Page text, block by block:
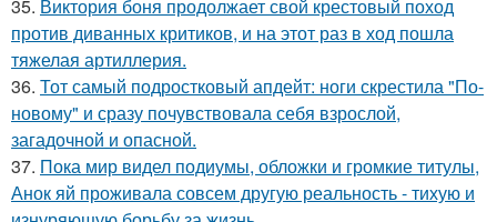
35. Виктория боня продолжает свой крестовый поход
против диванных критиков, и на этот раз в ход пошла
тяжелая артиллерия.
36. Тот самый подростковый апдейт: ноги скрестила "По-
новому" и сразу почувствовала себя взрослой,
загадочной и опасной.
37. Пока мир видел подиумы, обложки и громкие титулы,
Анок яй проживала совсем другую реальность - тихую и